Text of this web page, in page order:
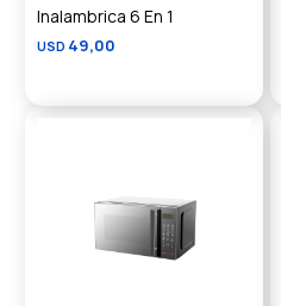
Inalambrica 6 En 1
USD 49,00